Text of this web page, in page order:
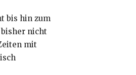
bis hin zum
nicht
mit